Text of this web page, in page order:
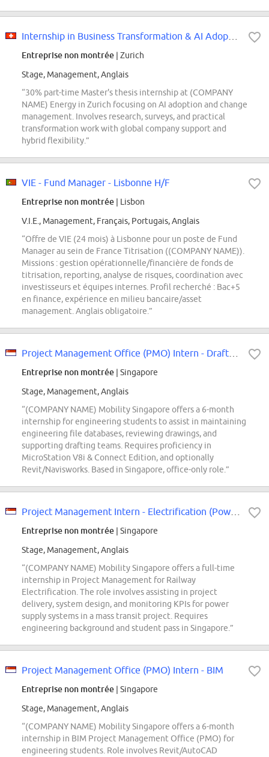
Entreprise non montrée | Zurich
Stage, Management, Anglais
“30% part-time Master's thesis internship at (COMPANY
NAME) Energy in Zurich focusing on AI adoption and change
management. Involves research, surveys, and practical
transformation work with global company support and
hybrid flexibility.”
VIE - Fund Manager - Lisbonne H/F
Entreprise non montrée | Lisbon
V.I.E., Management, Français, Portugais, Anglais
“Offre de VIE (24 mois) à Lisbonne pour un poste de Fund
Manager au sein de France Titrisation ((COMPANY NAME)).
Missions : gestion opérationnelle/financière de fonds de
titrisation, reporting, analyse de risques, coordination avec
investisseurs et équipes internes. Profil recherché : Bac+5
en finance, expérience en milieu bancaire/asset
management. Anglais obligatoire.”
Entreprise non montrée | Singapore
Stage, Management, Anglais
“(COMPANY NAME) Mobility Singapore offers a 6-month
internship for engineering students to assist in maintaining
engineering file databases, reviewing drawings, and
supporting drafting teams. Requires proficiency in
MicroStation V8i & Connect Edition, and optionally
Revit/Navisworks. Based in Singapore, office-only role.”
Entreprise non montrée | Singapore
Stage, Management, Anglais
“(COMPANY NAME) Mobility Singapore offers a full-time
internship in Project Management for Railway
Electrification. The role involves assisting in project
delivery, system design, and monitoring KPIs for power
supply systems in a mass transit project. Requires
engineering background and student pass in Singapore.”
Project Management Office (PMO) Intern - BIM
Entreprise non montrée | Singapore
Stage, Management, Anglais
“(COMPANY NAME) Mobility Singapore offers a 6-month
internship in BIM Project Management Office (PMO) for
engineering students. Role involves Revit/AutoCAD